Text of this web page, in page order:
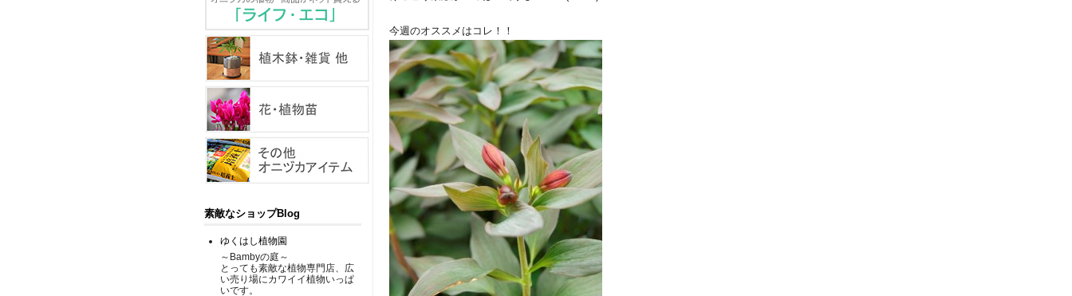
今週のオススメはコレ！！
素敵なショップBlog
ゆくはし植物園
～Bambyの庭～
とっても素敵な植物専門店、広
い売り場にカワイイ植物いっぱ
いです。